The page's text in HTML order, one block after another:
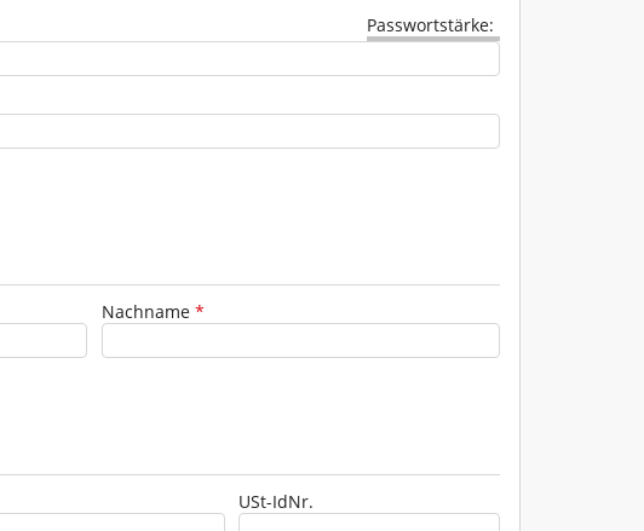
Passwortstärke:
Nachname *
USt-IdNr.